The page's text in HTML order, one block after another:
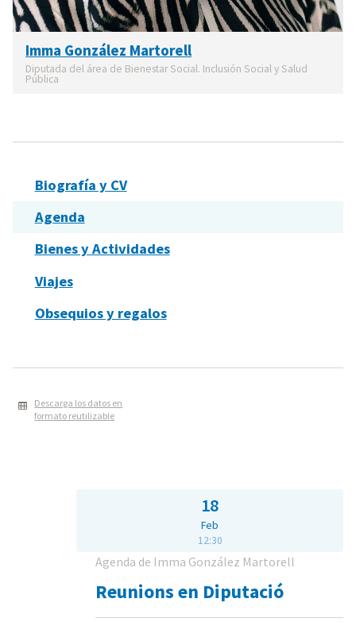
Imma González Martorell
Diputada del área de Bienestar Social. Inclusión Social y Salud
Pública
Biografía y CV
Agenda
Bienes y Actividades
Viajes
Obsequios y regalos
Descarga los datos en
formato reutilizable
18
Feb
12:30
Agenda de Imma González Martorell
Reunions en Diputació